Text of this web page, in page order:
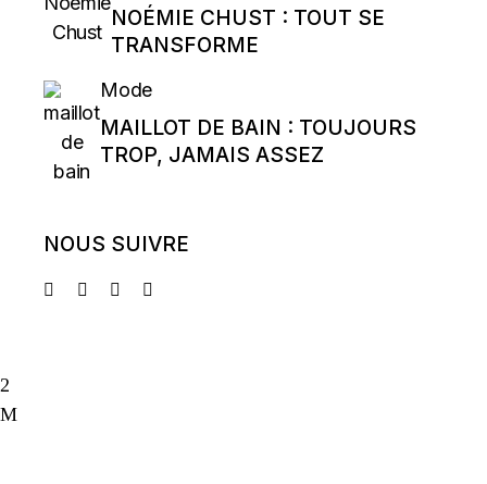
NOÉMIE CHUST : TOUT SE
TRANSFORME
Mode
MAILLOT DE BAIN : TOUJOURS
TROP, JAMAIS ASSEZ
NOUS SUIVRE